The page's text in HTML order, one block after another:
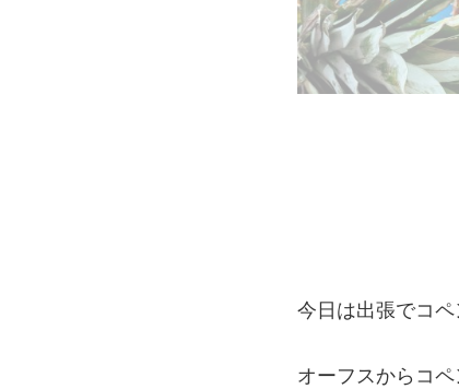
今日は出張でコペ
オーフスからコ